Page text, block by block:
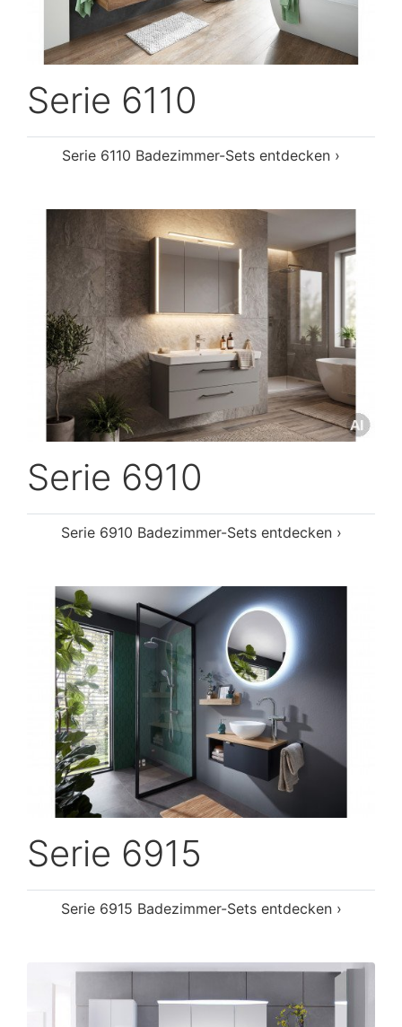
Serie 6110
Serie 6110 Badezimmer-Sets entdecken ›
Serie 6910
Serie 6910 Badezimmer-Sets entdecken ›
Serie 6915
Serie 6915 Badezimmer-Sets entdecken ›